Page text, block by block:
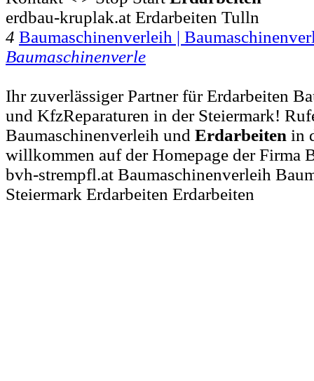
erdbau-kruplak.at Erdarbeiten Tulln
4 Baumaschinenverleih |
Baumaschinenverle
Ihr zuverlässiger Partner für Erdarbeiten
und KfzReparaturen in der Steiermark!
Baumaschinenverleih und Erdarbeiten in
willkommen auf der Homepage der Firma
bvh-strempfl.at Baumaschinenverleih
Steiermark Erdarbeiten Erdarbeiten